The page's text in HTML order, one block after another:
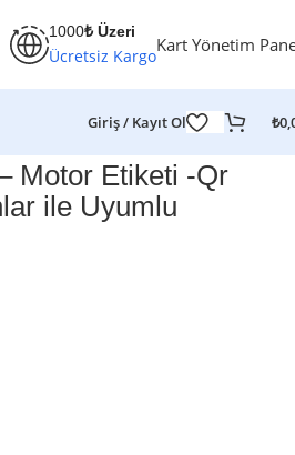
1000₺ Üzeri
Ücretsiz KargoKart Yönetim
Giriş / Kayıt Ol ₺
Motor Etiketi -Qr
ile Uyumlu